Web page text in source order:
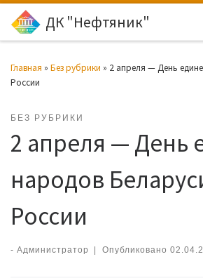
Перейти к содержимому
ДК "Нефтяник"
Главная » Без рубрики » 2 апреля — День
России
БЕЗ РУБРИКИ
2 апреля — День
народов
России
- Администратор Опубликовано